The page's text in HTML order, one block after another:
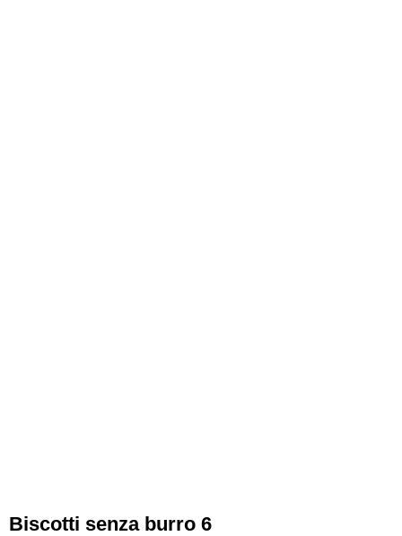
Biscotti senza burro 6